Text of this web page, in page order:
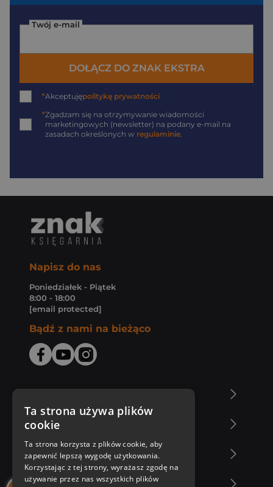
Twój e-mail
DOŁĄCZ DO ZNAK EKSTRA
*Akceptujępolitykę prywatności
*Zgadzam się na otrzymywanie wiadomości
marketingowych (newsletter) na podany e-mail na
zasadach określonych w regulaminie.
Napisz do nas
Poniedziałek - Piątek
8:00 - 18:00
[email protected]
Bądź z nami na bieżąco
Zakupy u nas
Nasza oferta
Nasi autorzy
Ta strona używa plików
cookie
Ta strona korzysta z plików cookie, aby
zapewnić lepszą wygodę użytkowania.
Korzystając z tej strony, wyrażasz zgodę na
używanie przez nas wszystkich plików